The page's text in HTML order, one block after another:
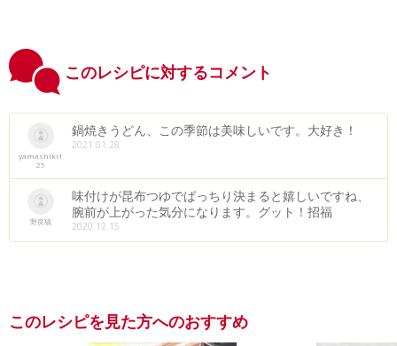
このレシピに対するコメント
yamashiki1
25
鍋焼きうどん、この季節は美味しいです。大好き！
2021.01.28
野良猫
味付けが昆布つゆでばっちり決まると嬉しいですね、
腕前が上がった気分になります。グット！招福
2020.12.15
このレシピを見た方へのおすすめ